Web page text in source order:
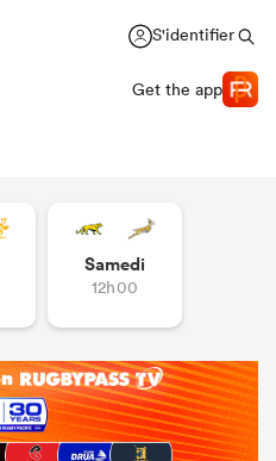
S'identifier
Get the app
Samedi
12h00